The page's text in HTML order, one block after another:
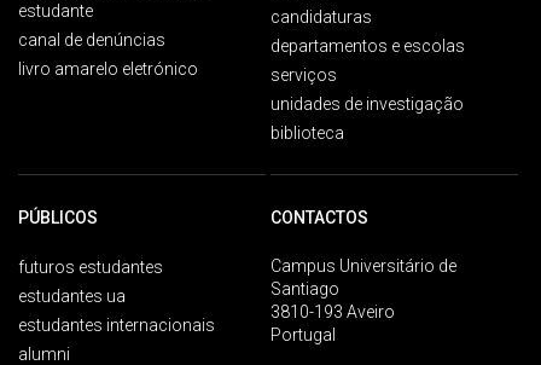
estudante
canal de denúncias
livro amarelo eletrónico
candidaturas
departamentos e escolas
serviços
unidades de investigação
biblioteca
PÚBLICOS
futuros estudantes
estudantes ua
estudantes internacionais
alumni
CONTACTOS
Campus Universitário de
Santiago
3810-193 Aveiro
Portugal